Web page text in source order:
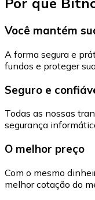
Você mantém
A forma segura e
fundos e proteger
Seguro e
Todas as nossas
segurança
O melhor preço
Com o mesmo
melhor cotação do